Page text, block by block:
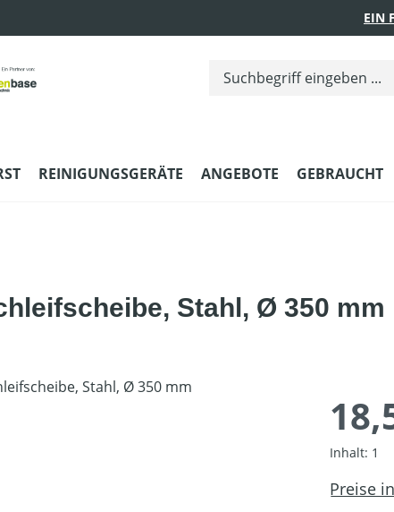
EIN
REINIGUNGSGERÄTE ANGEBOTE GEBRAUCHT
Stahl, Ø 350 mm
Inhalt: 1
Preise